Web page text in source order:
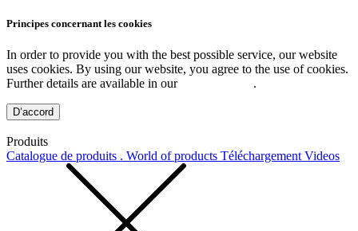
Principes concernant les cookies
In order to provide you with the best possible service, our website
uses cookies. By using our website, you agree to the use of cookies.
Further details are available in our
.
D’accord
Produits
Catalogue de produits . World of products Téléchargement Videos